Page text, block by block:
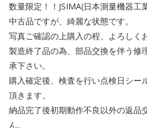
数量限定！！JSIMA(日本測量機器工
中古品ですが、綺麗な状態です。
写真ご確認の上購入の程、よろしく
製造終了品の為、部品交換を伴う修
承下さい。
購入確定後、検査を行い点検日シー
頂きます。
納品完了後初期動作不良以外の返品
ん。